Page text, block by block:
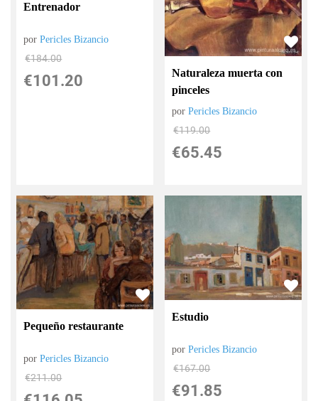
Entrenador
porPericles Bizancio
€184.00
€101.20
Naturaleza muerta con
pinceles
porPericles Bizancio
€119.00
€65.45
Pequeño restaurante
porPericles Bizancio
€211.00
Estudio
porPericles Bizancio
€167.00
€91.85